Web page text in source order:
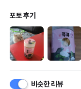
포토 후기
비슷한 리뷰